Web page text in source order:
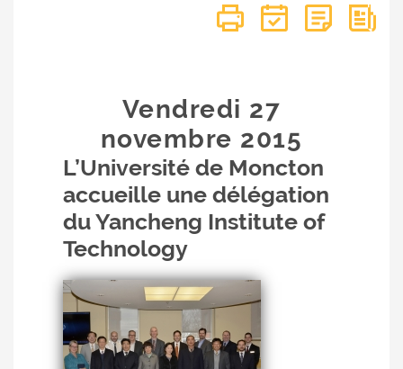
Vendredi 27
novembre 2015
L’Université de Moncton
accueille une délégation
du Yancheng Institute of
Technology